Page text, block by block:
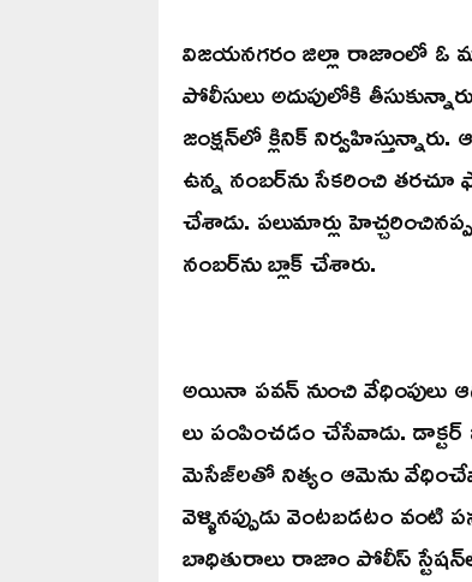
విజయనగరం జిల్లా రాజాంలో ఓ
పోలీసులు అదుపులోకి
జంక్షన్‌లో క్లినిక్
ఉన్న నంబర్‌ను సేకరించి
చేశాడు. పలుమార్లు
నంబర్‌ను బ్లాక్ చేశారు.
అయినా పవన్‌ నుంచి
లు పంపించడం చేసేవాడు. డాక్టర్
మెసేజ్‌లతో నిత్యం ఆమెను
వెళ్ళినప్పుడు వెంటబడటం వంటి
బాధితురాలు రాజాం పోలీస్